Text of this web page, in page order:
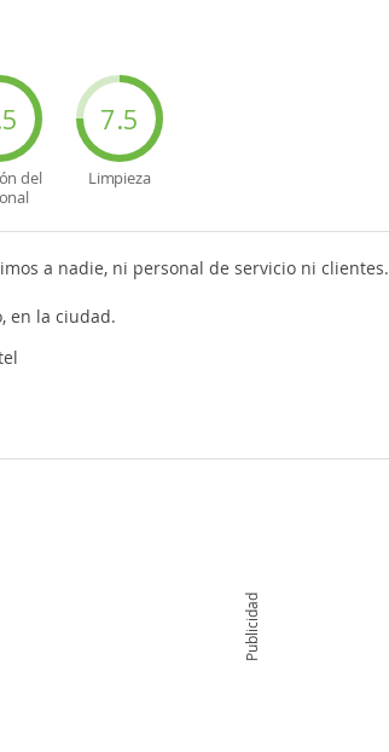
del
7.5
Limpieza
a nadie, ni personal de servicio ni clientes.
en la ciudad.
Publicidad